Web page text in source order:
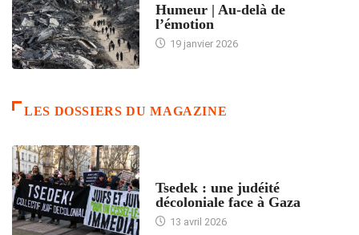
Humeur | Au-delà de
l’émotion
19 janvier 2026
LES DOSSIERS DU MAGAZINE
Tsedek : une judéité
décoloniale face à Gaza
13 avril 2026